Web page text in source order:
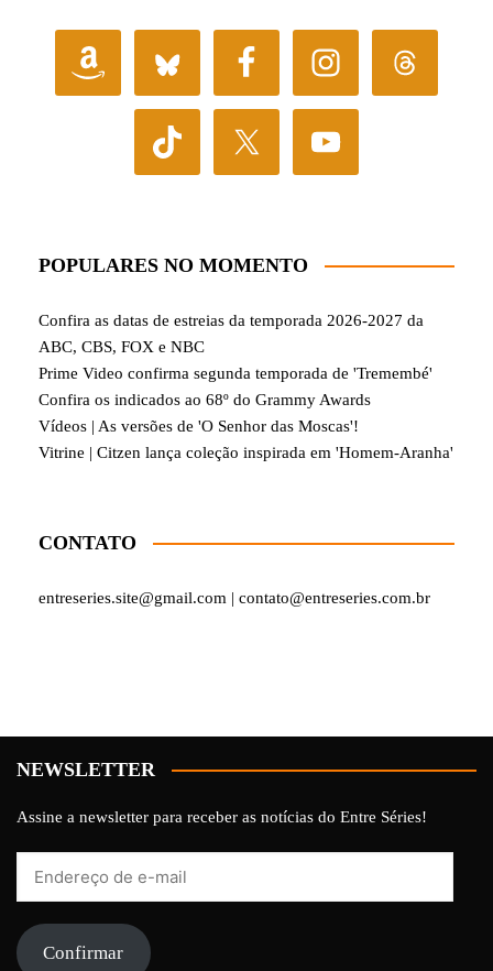
POPULARES NO MOMENTO
Confira as datas de estreias da temporada 2026-2027 da
ABC, CBS, FOX e NBC
Prime Video confirma segunda temporada de 'Tremembé'
Confira os indicados ao 68º do Grammy Awards
Vídeos | As versões de 'O Senhor das Moscas'!
Vitrine | Citzen lança coleção inspirada em 'Homem-Aranha'
CONTATO
entreseries.site@gmail.com | contato@entreseries.com.br
NEWSLETTER
Assine a newsletter para receber as notícias do Entre Séries!
mail Confirmar